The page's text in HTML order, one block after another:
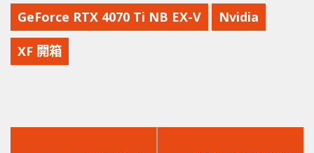
GeForce RTX 4070 Ti NB EX-V Nvidia
XF 開箱